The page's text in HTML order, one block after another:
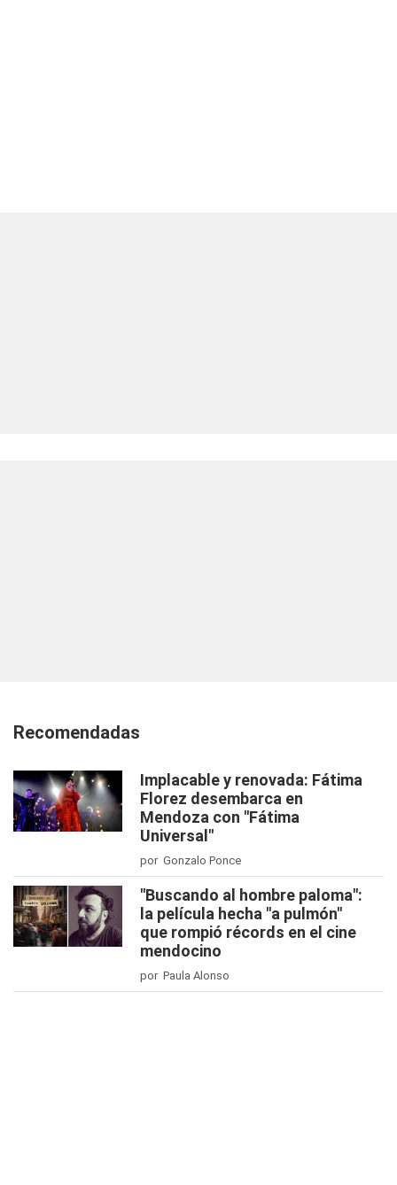
Recomendadas
Implacable y renovada: Fátima
Florez desembarca en
Mendoza con "Fátima
Universal"
por Gonzalo Ponce
"Buscando al hombre paloma":
la película hecha "a pulmón"
que rompió récords en el cine
mendocino
por Paula Alonso